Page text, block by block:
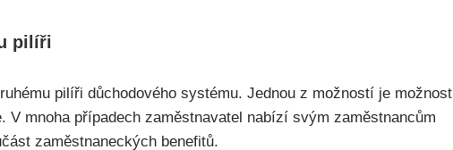
pilíři
pilíři důchodového systému. Jednou z možností je možnost
mnoha případech zaměstnavatel nabízí svým zaměstnancům
zaměstnaneckých benefitů.